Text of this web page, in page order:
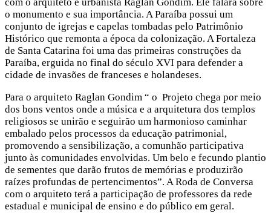
com o arquiteto e urbanista Raglan Gondim. Ele falará sobre
o monumento e sua importância. A Paraíba possui um
conjunto de igrejas e capelas tombadas pelo Patrimônio
Histórico que remonta a época da colonização. A Fortaleza
de Santa Catarina foi uma das primeiras construções da
Paraíba, erguida no final do século XVI para defender a
cidade de invasões de franceses e holandeses.
Para o arquiteto Raglan Gondim “ o Projeto chega por meio
dos bons ventos onde a música e a arquitetura dos templos
religiosos se unirão e seguirão um harmonioso caminhar
embalado pelos processos da educação patrimonial,
promovendo a sensibilização, a comunhão participativa
junto às comunidades envolvidas. Um belo e fecundo plantio
de sementes que darão frutos de memórias e produzirão
raízes profundas de pertencimentos”. A Roda de Conversa
com o arquiteto terá a participação de professores da rede
estadual e municipal de ensino e do público em geral.